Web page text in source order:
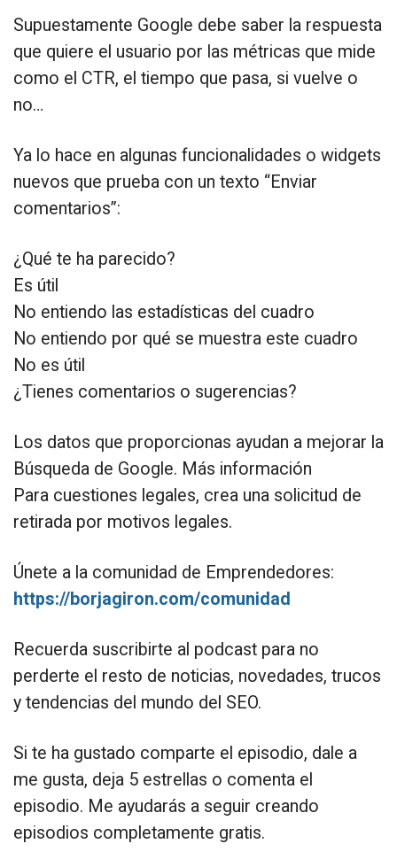
Supuestamente Google debe saber la respuesta
que quiere el usuario por las métricas que mide
como el CTR, el tiempo que pasa, si vuelve o
no…
Ya lo hace en algunas funcionalidades o widgets
nuevos que prueba con un texto “Enviar
comentarios”:
¿Qué te ha parecido?
Es útil
No entiendo las estadísticas del cuadro
No entiendo por qué se muestra este cuadro
No es útil
¿Tienes comentarios o sugerencias?
Los datos que proporcionas ayudan a mejorar la
Búsqueda de Google. Más información
Para cuestiones legales, crea una solicitud de
retirada por motivos legales.
Únete a la comunidad de Emprendedores:
https://borjagiron.com/comunidad
Recuerda suscribirte al podcast para no
perderte el resto de noticias, novedades, trucos
y tendencias del mundo del SEO.
Si te ha gustado comparte el episodio, dale a
me gusta, deja 5 estrellas o comenta el
episodio. Me ayudarás a seguir creando
episodios completamente gratis.